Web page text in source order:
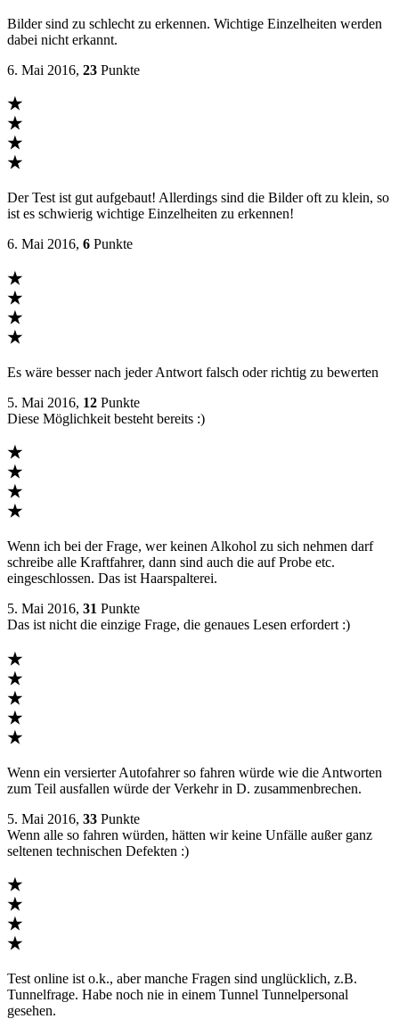
Bilder sind zu schlecht zu erkennen. Wichtige Einzelheiten werden
dabei nicht erkannt.
6. Mai 2016, 23 Punkte
★
★
★
★
Der Test ist gut aufgebaut! Allerdings sind die Bilder oft zu klein, so
ist es schwierig wichtige Einzelheiten zu erkennen!
6. Mai 2016, 6 Punkte
★
★
★
★
Es wäre besser nach jeder Antwort falsch oder richtig zu bewerten
5. Mai 2016, 12 Punkte
Diese Möglichkeit besteht bereits :)
★
★
★
★
Wenn ich bei der Frage, wer keinen Alkohol zu sich nehmen darf
schreibe alle Kraftfahrer, dann sind auch die auf Probe etc.
eingeschlossen. Das ist Haarspalterei.
5. Mai 2016, 31 Punkte
Das ist nicht die einzige Frage, die genaues Lesen erfordert :)
★
★
★
★
★
Wenn ein versierter Autofahrer so fahren würde wie die Antworten
zum Teil ausfallen würde der Verkehr in D. zusammenbrechen.
5. Mai 2016, 33 Punkte
Wenn alle so fahren würden, hätten wir keine Unfälle außer ganz
seltenen technischen Defekten :)
★
★
★
★
Test online ist o.k., aber manche Fragen sind unglücklich, z.B.
Tunnelfrage. Habe noch nie in einem Tunnel Tunnelpersonal
gesehen.